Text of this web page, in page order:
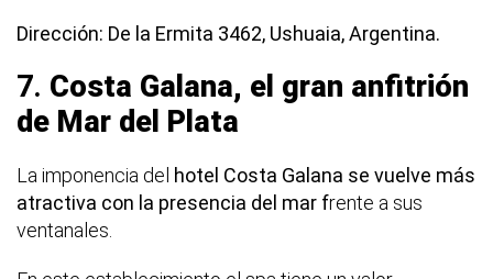
Dirección: De la Ermita 3462, Ushuaia, Argentina.
7. Costa Galana, el gran anfitrión
de Mar del Plata
La imponencia del hotel Costa Galana se vuelve más
atractiva con la presencia del mar frente a sus
ventanales.